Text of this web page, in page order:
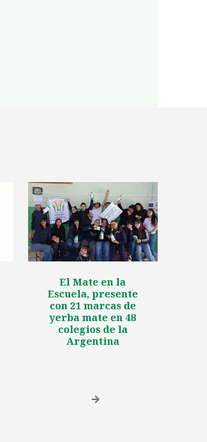
El Mate en la
Escuela, presente
con 21 marcas de
yerba mate en 48
colegios de la
Argentina